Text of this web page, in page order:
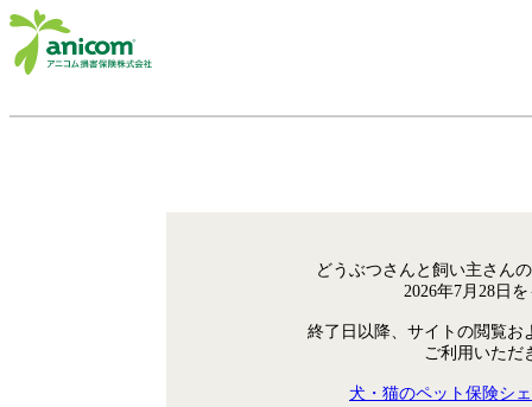
どうぶつさんと飼い主さん
2026年7月28日
終了日以降、サイトの閲覧お
ご利用いただ
犬・猫のペット保険シ